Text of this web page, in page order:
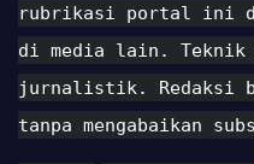
rubrikasi portal ini
di media lain. Teknik
jurnalistik. Redaksi
tanpa mengabaikan